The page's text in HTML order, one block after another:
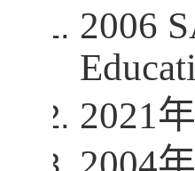
2006
2021